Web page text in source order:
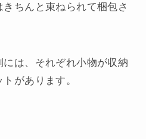
ちんと束ねられて梱包さ
には、それぞれ小物が収納
があります。